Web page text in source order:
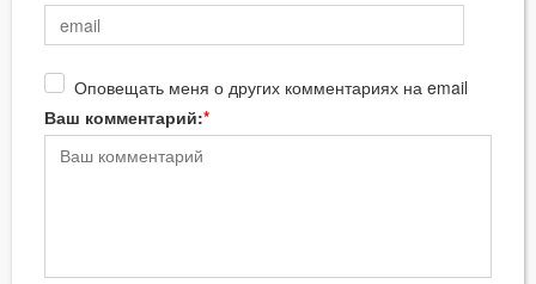
Оповещать меня о других комментариях на email
Ваш комментарий: